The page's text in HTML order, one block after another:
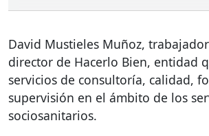
David Mustieles Muñoz,
director de Hacerlo Bien, entidad
servicios de consultoría, calidad,
supervisión en el ámbito de los
sociosanitarios.